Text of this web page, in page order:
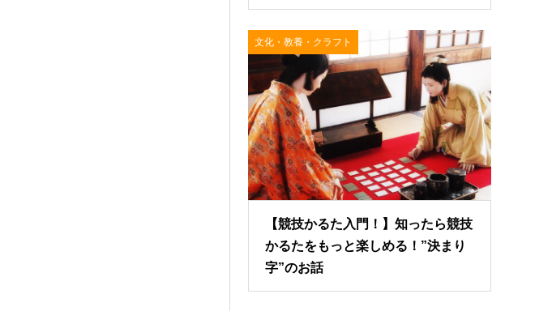
文化・教養・クラフト
【競技かるた入門！】知ったら競技
かるたをもっと楽しめる！”決まり
字”のお話